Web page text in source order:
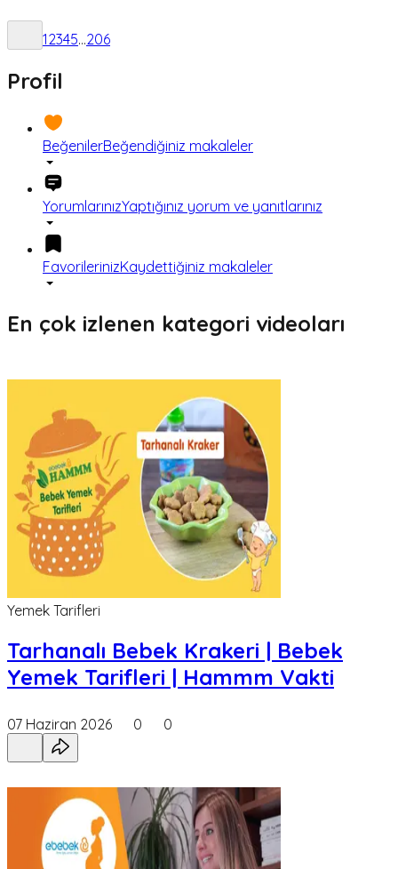
12345...206
Profil
BeğenilerBeğendiğiniz makaleler
YorumlarınızYaptığınız yorum ve yanıtlarınız
FavorilerinizKaydettiğiniz makaleler
En çok izlenen kategori videoları
Yemek Tarifleri
Tarhanalı Bebek Krakeri | Bebek
Yemek Tarifleri | Hammm Vakti
07 Haziran 2026 0 0